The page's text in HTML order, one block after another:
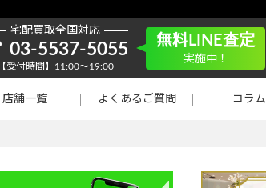
宅配買取全国対応
03-5537-5055
【受付時間】11:00～19:00
無料LINE査定
実施中！
店舗一覧 よくあるご質問 コラム